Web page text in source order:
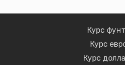
Курс
Курс
Курс